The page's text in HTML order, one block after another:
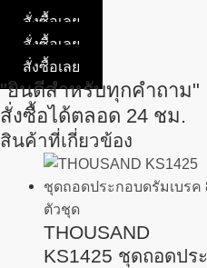
สั่งซื้อเลย
สั่งซื้อเลย
สั่งซื้อเลย
"ยินดีสำหรับทุกคำถาม"
สั่งซื้อได้ตลอด 24 ชม.
สินค้าที่เกี่ยวข้อง
THOUSAND
KS1425 ชุดถอดประ